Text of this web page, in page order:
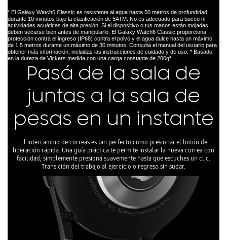
* El Galaxy Watch6 Classic es resistente al agua hasta 50 metros de profundidad
durante 10 minutos bajo la clasificación de 5ATM. No es adecuado para buceo ni
actividades acuáticas de alta presión. Si el dispositivo o tus manos están mojadas,
deben secarse bien antes de manipularlo. El Galaxy Watch6 Classic proporciona
protección contra el ingreso (IP68) contra el polvo y el agua dulce hasta un máximo
de 1.5 metros durante un máximo de 30 minutos. Consultá el manual del usuario para
obtener más información, incluidas las instrucciones de cuidado y de uso. * Basado
en la dureza de Vickers medida con una carga constante de 200gf.
Pasá de la sala de
juntas a la sala de
pesas en un instante
El intercambio de correas es tan perfecto como presionar el botón de
liberación rápida. Una guía práctica te permite instalar la nueva correa con
facilidad; simplemente presioná suavemente hasta que escuches un clic.
Transición del trabajo al ejercicio o regreso sin sudar.